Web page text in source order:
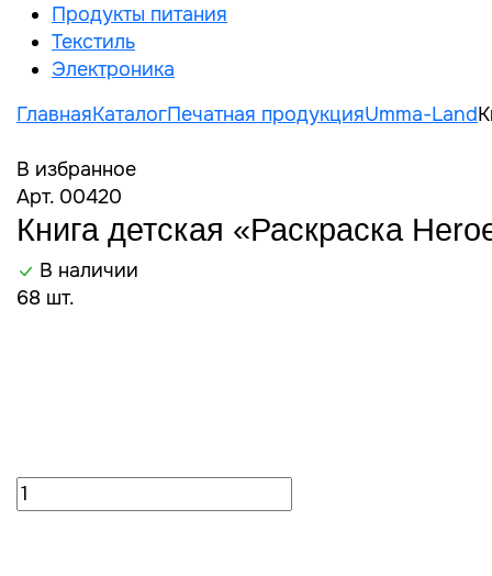
Продукты питания
Текстиль
Электроника
ГлавнаяКаталогПечатная продукцияUmma-Land
В избранное
Арт. 00420
Книга детская «Раскраска
В наличии
68 шт.